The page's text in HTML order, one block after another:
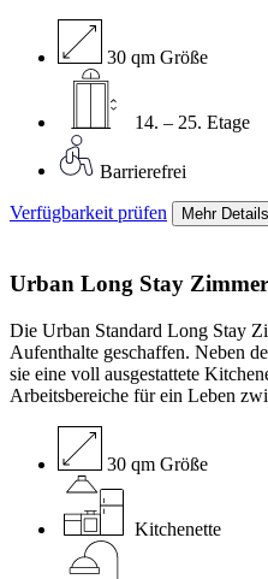
30 qm Größe
14. – 25. Etage
Barrierefrei
Verfügbarkeit prüfen Mehr Details
Urban Long Stay Zimmer
Die Urban Standard Long Stay
Aufenthalte geschaffen. Neben
sie eine voll ausgestattete
Arbeitsbereiche für ein Leben
30 qm Größe
Kitchenette